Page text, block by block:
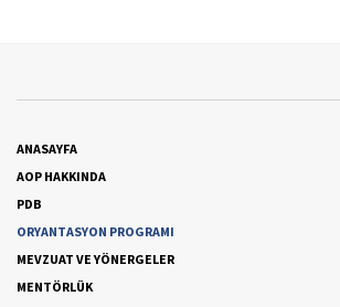
ANASAYFA
AOP HAKKINDA
PDB
ORYANTASYON PROGRAMI
MEVZUAT VE YÖNERGELER
MENTÖRLÜK